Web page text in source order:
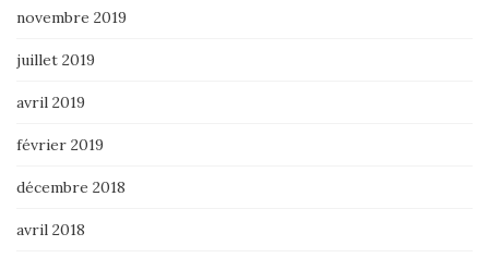
novembre 2019
juillet 2019
avril 2019
février 2019
décembre 2018
avril 2018